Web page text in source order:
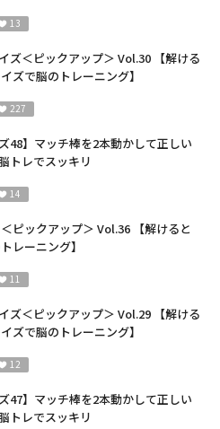
13
ズ＜ピックアップ＞ Vol.30 【解ける
ズで脳のトレーニング】
227
48】マッチ棒を2本動かして正しい
トレでスッキリ
14
ピックアップ＞ Vol.36 【解けると
レーニング】
11
ズ＜ピックアップ＞ Vol.29 【解ける
ズで脳のトレーニング】
12
47】マッチ棒を2本動かして正しい
トレでスッキリ